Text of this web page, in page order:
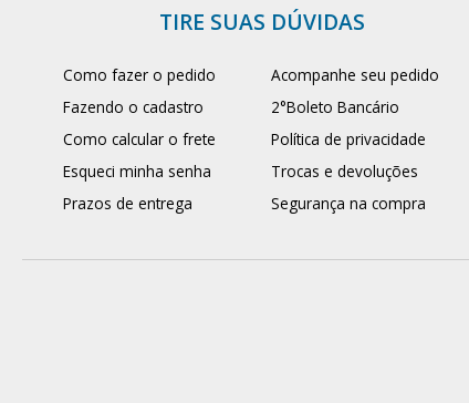
TIRE SUAS DÚVIDAS
Como fazer o pedido
Fazendo o cadastro
Como calcular o frete
Esqueci minha senha
Prazos de entrega
Acompanhe seu pedido
2°Boleto Bancário
Política de privacidade
Trocas e devoluções
Segurança na compra